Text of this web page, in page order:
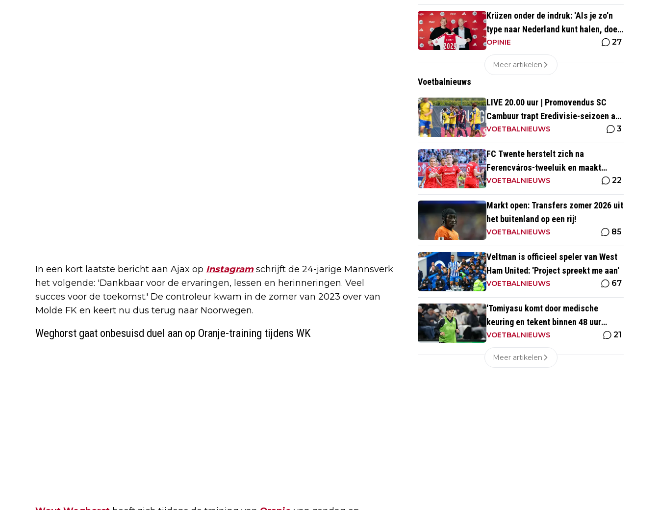
In een kort laatste bericht aan Ajax op Instagramschrijft de 24-jarige Mannsverk
het volgende: 'Dankbaar voor de ervaringen, lessen en herinneringen. Veel
succes voor de toekomst.' De controleur kwam in de zomer van 2023 over van
Molde FK en keert nu dus terug naar Noorwegen.
Weghorst gaat onbesuisd duel aan op Oranje-training tijdens WK
Krüzen onder de indruk: 'Als je zo'n
type naar Nederland kunt halen, doe
je iets goed'
OPINIE 27
Meer artikelen
Voetbalnieuws
LIVE 20.00 uur | Promovendus SC
Cambuur trapt Eredivisie-seizoen af
tegen Excelsior
VOETBALNIEUWS 3
FC Twente herstelt zich na
Ferencváros-tweeluik en maakt
gehakt van Slowaakse opponent
VOETBALNIEUWS 22
Markt open: Transfers zomer 2026 uit
het buitenland op een rij!
VOETBALNIEUWS 85
Veltman is officieel speler van West
Ham United: 'Project spreekt me aan'
VOETBALNIEUWS 67
'Tomiyasu komt door medische
keuring en tekent binnen 48 uur
contract bij nieuwe club'
VOETBALNIEUWS 21
Meer artikelen